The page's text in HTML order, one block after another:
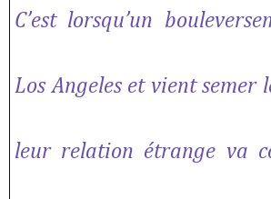
C’est lorsqu’un
Los Angeles et vient semer
leur relation étrange va